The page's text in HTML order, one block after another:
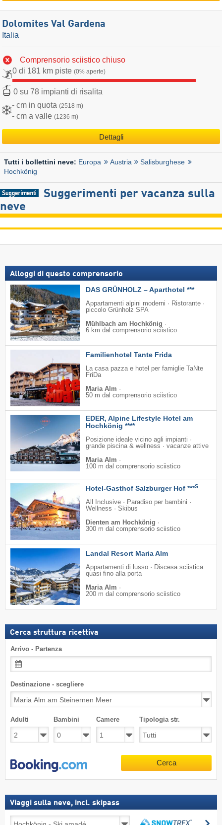
Dolomites Val Gardena
Italia
Comprensorio sciistico chiuso
0 di 181 km piste (0% aperte)
0 su 78 impianti di risalita
- cm in quota (2518 m)
- cm a valle (1236 m)
Dettagli
Tutti i bollettini neve: Europa Austria
Salisburghese
Hochkönig
Suggerimenti per vacanza sulla
neve
Alloggi di questo comprensorio
DAS GRÜNHOLZ – Aparthotel ***
Appartamenti alpini moderni · Ristorante ·
piccolo Grünholz SPA
Mühlbach am Hochkönig ·
6 km dal comprensorio sciistico
Familienhotel Tante Frida
La casa pazza e hotel per famiglie TaNte
FriDa
Maria Alm ·
50 m dal comprensorio sciistico
EDER, Alpine Lifestyle Hotel am
Hochkönig ****
Posizione ideale vicino agli impianti ·
grande piscina & wellness · vacanze attive
Maria Alm ·
100 m dal comprensorio sciistico
Hotel-Gasthof Salzburger Hof ***S
All Inclusive · Paradiso per bambini ·
Wellness · Skibus
Dienten am Hochkönig ·
300 m dal comprensorio sciistico
Landal Resort Maria Alm
Appartamenti di lusso · Discesa sciistica
quasi fino alla porta
Maria Alm ·
200 m dal comprensorio sciistico
Cerca struttura ricettiva
Arrivo - Partenza
Destinazione - scegliere
Adulti Bambini Camere Tipologia str.
Cerca
Viaggi sulla neve, incl. skipass